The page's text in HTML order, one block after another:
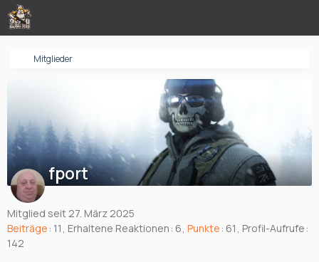
Mitglieder
fport
Mitglied seit 27. März 2025
Beiträge 11 Erhaltene Reaktionen 6 Punkte 61 Profil-Aufrufe
142